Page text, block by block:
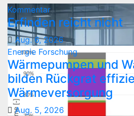
Kommentar
Erfinden reicht nicht
Aug. 6, 2026
Energie Forschung
Wärmepumpen und
bilden Rückgrat
Wärmeversorgung
Aug. 5, 2026